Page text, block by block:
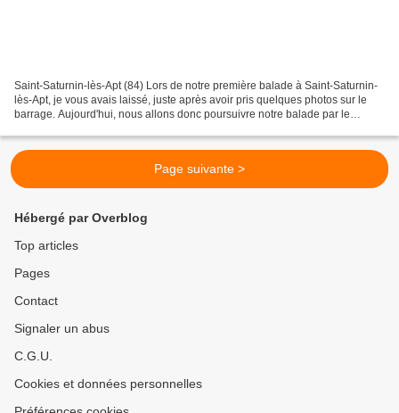
Saint-Saturnin-lès-Apt (84) Lors de notre première balade à Saint-Saturnin-
lès-Apt, je vous avais laissé, juste après avoir pris quelques photos sur le
barrage. Aujourd'hui, nous allons donc poursuivre notre balade par le
Page suivante >
Hébergé par Overblog
Top articles
Pages
Contact
Signaler un abus
C.G.U.
Cookies et données personnelles